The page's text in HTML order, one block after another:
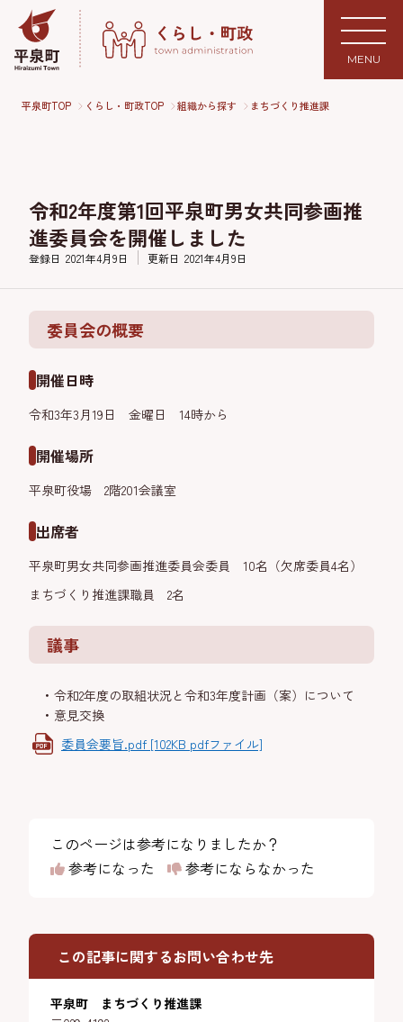
MENU
平泉町TOP くらし・町政TOP 組織から探す まちづくり推進課
令和2年度第1回平泉町男女共同参画推
進委員会を開催しました
登録日 2021年4月9日 更新日 2021年4月9日
委員会の概要
開催日時
令和3年3月19日 金曜日 14時から
開催場所
平泉町役場 2階201会議室
出席者
平泉町男女共同参画推進委員会委員 10名（欠席委員4名）
まちづくり推進課職員 2名
議事
令和2年度の取組状況と令和3年度計画（案）について
意見交換
委員会要旨.pdf [102KB pdfファイル]
このページは参考になりましたか？
参考になった
参考にならなかった
この記事に関するお問い合わせ先
平泉町 まちづくり推進課